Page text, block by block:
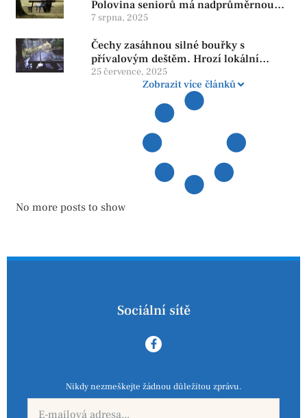
Polovina seniorů má nadprůměrnou
penzi, tisíce však žijí pod hranicí
reformy
7 srpna, 2025
Čechy zasáhnou silné bouřky s
přívalovým deštěm. Hrozí lokální
zatopení
25 července, 2025
Zobrazit více článků
No more posts to show
Sociální sítě
Nikdy nezmeškejte žádnou důležitou zprávu.